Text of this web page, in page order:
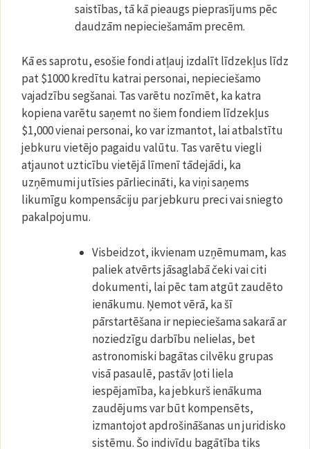
saistības, tā kā pieaugs pieprasījums pēc
daudzām nepieciešamām precēm.
Kā es saprotu, esošie fondi atļauj izdalīt līdzekļus līdz
pat $1000 kredītu katrai personai, nepieciešamo
vajadzību segšanai. Tas varētu nozīmēt, ka katra
kopiena varētu saņemt no šiem fondiem līdzekļus
$1,000 vienai personai, ko var izmantot, lai atbalstītu
jebkuru vietējo pagaidu valūtu. Tas varētu viegli
atjaunot uzticību vietējā līmenī tādejādi, ka
uzņēmumi jutīsies pārliecināti, ka viņi saņems
likumīgu kompensāciju par jebkuru preci vai sniegto
pakalpojumu.
Visbeidzot, ikvienam uzņēmumam, kas
paliek atvērts jāsaglabā čeki vai citi
dokumenti, lai pēc tam atgūt zaudēto
ienākumu. Ņemot vērā, ka šī
pārstartēšana ir nepieciešama sakarā ar
noziedzīgu darbību nelielas, bet
astronomiski bagātas cilvēku grupas
visā pasaulē, pastāv ļoti liela
iespējamība, ka jebkurš ienākuma
zaudējums var būt kompensēts,
izmantojot apdrošināšanas un juridisko
sistēmu. Šo indivīdu bagātība tiks